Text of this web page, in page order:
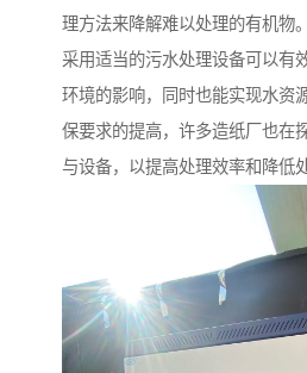
理方法来降解难以处理的有机物。
采用适当的污水处理设备可以有
环境的影响，同时也能实现水资
保要求的提高，许多造纸厂也在
与设备，以提高处理效率和降低